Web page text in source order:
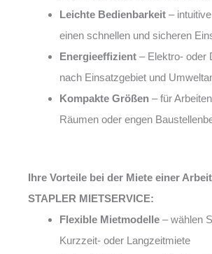
Leichte Bedienbarkeit –
einen schnellen und sicheren
Energieeffizient – Elektro- oder
nach Einsatzgebiet und
Kompakte Größen – für
Räumen oder engen
Ihre Vorteile bei der Miete einer
STAPLER MIETSERVICE:
Flexible Mietmodelle – wählen
Kurzzeit- oder Langzeitmiete